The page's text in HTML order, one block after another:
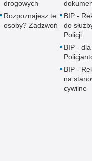
drogowych
Rozpoznajesz te
osoby? Zadzwoń
BIP -
do
Policji
BIP - dla
BIP -
na
cywilne